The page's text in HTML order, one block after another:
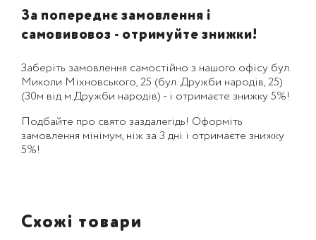
За попереднє замовлення і
самовивовоз - отримуйте знижки!
Заберіть замовлення самостійно з нашого офісу бул.
Миколи Міхновського, 25 (бул. Дружби народів, 25)
(30м від м.Дружби народів) - і отримаєте знижку 5%!
Подбайте про свято заздалегідь! Оформіть
замовлення мінімум, ніж за 3 дні і отримаєте знижку
5%!
Схожі товари